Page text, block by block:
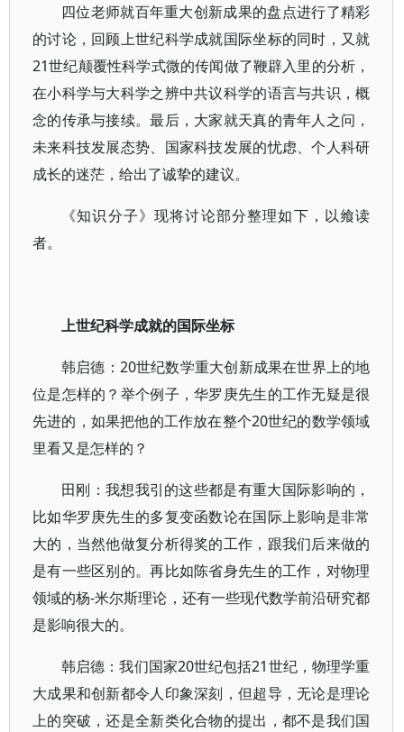
四位老师就百年重大创新成果的盘点进行了精彩
的讨论，回顾上世纪科学成就国际坐标的同时，又就
21世纪颠覆性科学式微的传闻做了鞭辟入里的分析，
在小科学与大科学之辨中共议科学的语言与共识，概
念的传承与接续。最后，大家就天真的青年人之问，
未来科技发展态势、国家科技发展的忧虑、个人科研
成长的迷茫，给出了诚挚的建议。
《知识分子》现将讨论部分整理如下，以飨读
者。
上世纪科学成就的国际坐标
韩启德：20世纪数学重大创新成果在世界上的地
位是怎样的？举个例子，华罗庚先生的工作无疑是很
先进的，如果把他的工作放在整个20世纪的数学领域
里看又是怎样的？
田刚：我想我引的这些都是有重大国际影响的，
比如华罗庚先生的多复变函数论在国际上影响是非常
大的，当然他做复分析得奖的工作，跟我们后来做的
是有一些区别的。再比如陈省身先生的工作，对物理
领域的杨-米尔斯理论，还有一些现代数学前沿研究都
是影响很大的。
韩启德：我们国家20世纪包括21世纪，物理学重
大成果和创新都令人印象深刻，但超导，无论是理论
上的突破，还是全新类化合物的提出，都不是我们国